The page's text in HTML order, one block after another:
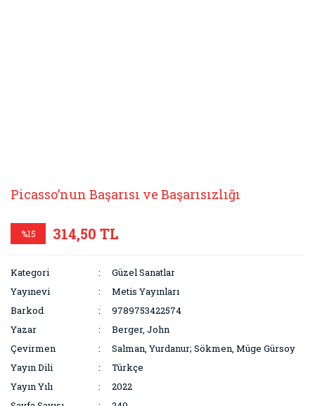
Picasso’nun Başarısı ve Başarısızlığı
%15 314,50 TL
Kategori
Güzel Sanatlar
Yayınevi
Metis Yayınları
Barkod
9789753422574
Yazar
Berger, John
Çevirmen
Salman, Yurdanur; Sökmen, Müge Gürsoy
Yayın Dili
Türkçe
Yayın Yılı
2022